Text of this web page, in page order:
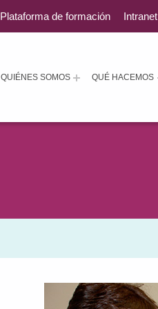
QUIÉNES SOMOS QUÉ HACEMOS
Plataforma de formación Intranet